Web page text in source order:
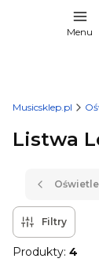
Menu
Musicsklep.pl
Listwa
Filtry
Produkty: 4